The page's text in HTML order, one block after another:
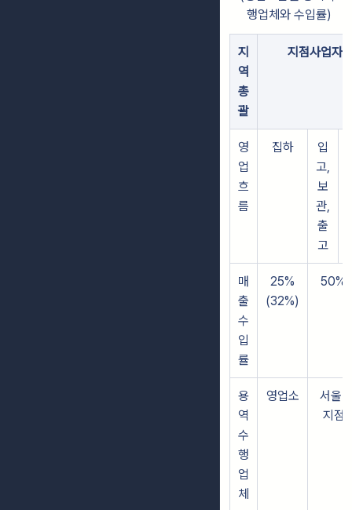
행업체와 수입률)
지
역
총
괄
지점사업자(
영
업
흐
름
집하
입
고,
보
관,
출
고
매
출
수
입
률
25%
(32%)
용
역
수
행
업
체
영업소
서울
지점